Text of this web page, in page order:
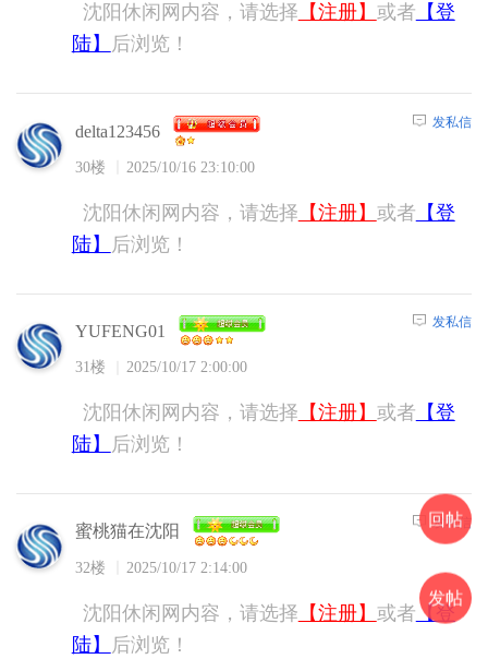
沈阳休闲网内容，请选择 【注册】 或者 【登
陆】
后浏览！
delta123456
30楼 2025/10/16 23:10:00
发私信
沈阳休闲网内容，请选择 【注册】 或者 【登
陆】
后浏览！
YUFENG01
31楼 2025/10/17 2:00:00
发私信
沈阳休闲网内容，请选择 【注册】 或者 【登
陆】
后浏览！
蜜桃猫在沈阳
32楼 2025/10/17 2:14:00
发私信
沈阳休闲网内容，请选择 【注册】 或者 【登
陆】
后浏览！
回帖
发帖